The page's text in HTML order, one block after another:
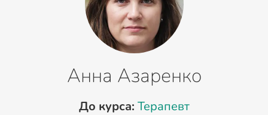
Анна Азаренко
До курса: Терапевт